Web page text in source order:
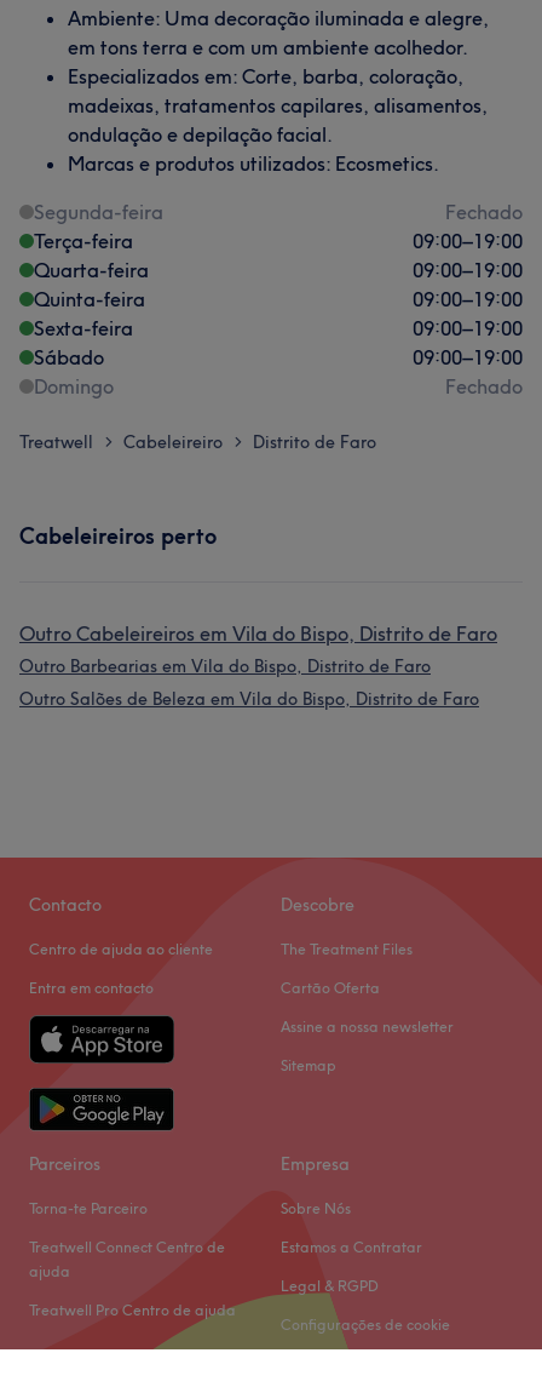
Ambiente: Uma decoração iluminada e alegre,
em tons terra e com um ambiente acolhedor.
Especializados em: Corte, barba, coloração,
madeixas, tratamentos capilares, alisamentos,
ondulação e depilação facial.
Marcas e produtos utilizados: Ecosmetics.
Segunda-feira
Fechado
Terça-feira
09:00–19:00
Quarta-feira
09:00–19:00
Quinta-feira
09:00–19:00
Sexta-feira
09:00–19:00
Sábado
09:00–19:00
Domingo
Fechado
Treatwell > Cabeleireiro > Distrito de Faro
Cabeleireiros perto
Outro Cabeleireiros em Vila do Bispo, Distrito de Faro
Outro Barbearias em Vila do Bispo, Distrito de Faro
Outro Salões de Beleza em Vila do Bispo, Distrito de Faro
Contacto
Centro de ajuda ao cliente
Entra em contacto
Descobre
The Treatment Files
Cartão Oferta
Assine a nossa newsletter
Sitemap
Parceiros
Torna-te Parceiro
Treatwell Connect Centro de
ajuda
Treatwell Pro Centro de ajuda
Empresa
Sobre Nós
Estamos a Contratar
Legal & RGPD
Configurações de cookie